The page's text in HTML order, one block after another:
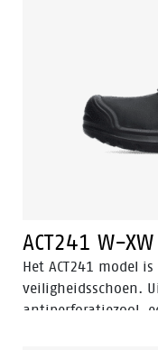
ACT241 W-XW
Het ACT241 model
veiligheidsschoen.
antiperforatiezool,